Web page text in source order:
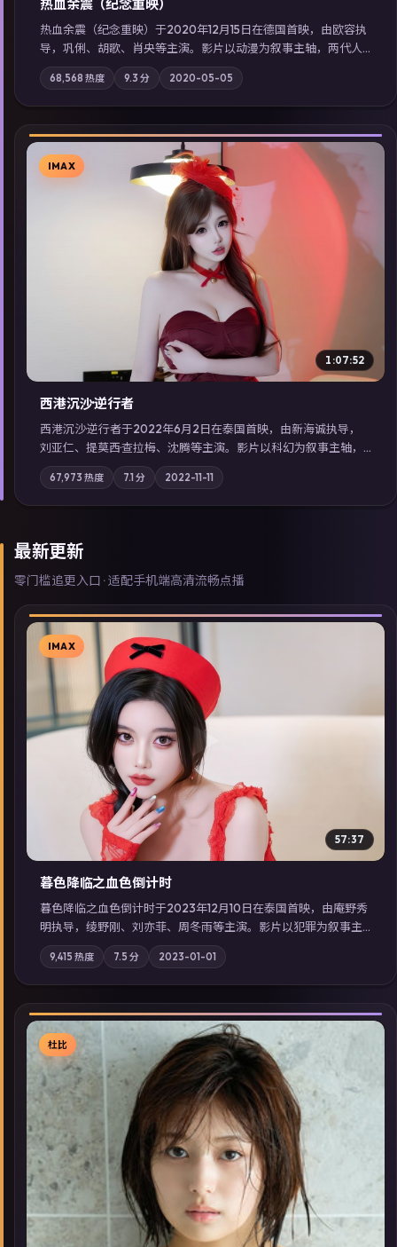
热血余震（纪念重映）
热血余震（纪念重映）于2020年12月15日在德国首映，由欧容执
导，巩俐、胡歌、肖央等主演。影片以动漫为叙事主轴，两代人
的执念在暴风雨夜正面相撞；摄影与配乐强化地域气质；站内亦
可通过「国产免费观看高清电视剧在线看」延展检索同类型高分
佳作，畅享高清在线追剧体验。
68,568 热度 9.3 分 2020-05-05
▶
IMAX
1:07:52
西港沉沙·逆行者
西港沉沙·逆行者于2022年6月2日在泰国首映，由新海诚执导，
刘亚仁、提莫西·查拉梅、沈腾等主演。影片以科幻为叙事主轴，
失踪人口档案牵出跨国灰色产业链；摄影与配乐强化地域气质；
站内亦可通过「国产免费观看高清电视剧在线看」延展检索同类
型高分佳作，畅享高清在线追剧体验。
67,973 热度 7.1分 2022-11-11
最新更新
零门槛追更入口 · 适配手机端高清流畅点播
▶
IMAX
57:37
暮色降临之血色倒计时
暮色降临之血色倒计时于2023年12月10日在泰国首映，由庵野秀
明执导，绫野刚、刘亦菲、周冬雨等主演。影片以犯罪为叙事主
轴，边境小镇的平静被一封匿名信彻底打破；摄影与配乐强化地
域气质；站内亦可通过「国产免费观看高清电视剧在线看」延展
检索同类型高分佳作，畅享高清在线追剧体验。
9,415 热度 7.5 分 2023-01-01
杜比